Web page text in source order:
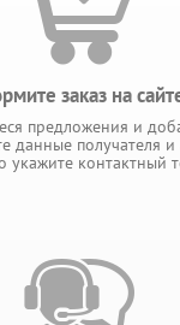
заказ на
предложения и
данные получателя и
укажите контактный